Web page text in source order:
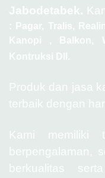
Jabodetabek.
: Pagar, Tralis,
Kanopi , Balkon,
Kontruksi Dll.
Produk dan jasa
terbaik dengan
Kami memiliki
berpengalaman,
berkualitas